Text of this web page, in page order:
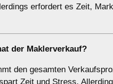
erfordert es Zeit,
der Maklerverkauf?
den gesamten
Zeit und Stress.